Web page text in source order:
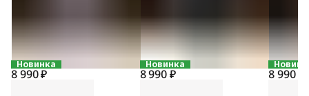
Новинка
8 990 ₽
Новинка
8 990 ₽ 8 990 ₽